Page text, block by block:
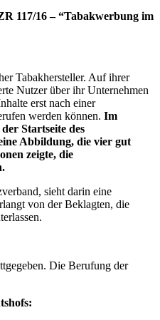
117/16 – “Tabakwerbung im
Tabakhersteller. Auf ihrer
Nutzer über ihr Unternehmen
erst nach einer
werden können. Im
Startseite des
Abbildung, die vier gut
zeigte, die
sieht darin eine
von der Beklagten, die
Die Berufung der